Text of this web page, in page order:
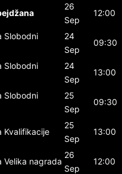
26
Sep
12:00
Slobodni
24
Sep
09:30
Slobodni
24
Sep
13:00
Slobodni
25
Sep
09:30
Kvalifikacije
25
Sep
13:00
Velika nagrada
26
Sep
12:00